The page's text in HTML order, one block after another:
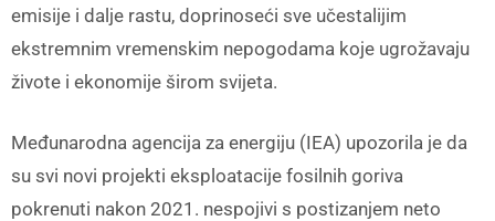
emisije i dalje rastu, doprinoseći sve učestalijim
ekstremnim vremenskim nepogodama koje ugrožavaju
živote i ekonomije širom svijeta.
Međunarodna agencija za energiju (IEA) upozorila je da
su svi novi projekti eksploatacije fosilnih goriva
pokrenuti nakon 2021. nespojivi s postizanjem neto